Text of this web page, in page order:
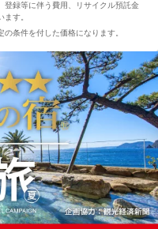
登録等に伴う費用、リサイクル預託金
す。
条件を付した価格になります。